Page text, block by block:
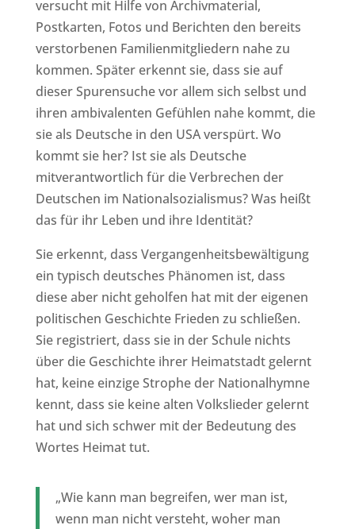
versucht mit Hilfe von Archivmaterial,
Postkarten, Fotos und Berichten den bereits
verstorbenen Familienmitgliedern nahe zu
kommen. Später erkennt sie, dass sie auf
dieser Spurensuche vor allem sich selbst und
ihren ambivalenten Gefühlen nahe kommt, die
sie als Deutsche in den USA verspürt. Wo
kommt sie her? Ist sie als Deutsche
mitverantwortlich für die Verbrechen der
Deutschen im Nationalsozialismus? Was heißt
das für ihr Leben und ihre Identität?
Sie erkennt, dass Vergangenheitsbewältigung
ein typisch deutsches Phänomen ist, dass
diese aber nicht geholfen hat mit der eigenen
politischen Geschichte Frieden zu schließen.
Sie registriert, dass sie in der Schule nichts
über die Geschichte ihrer Heimatstadt gelernt
hat, keine einzige Strophe der Nationalhymne
kennt, dass sie keine alten Volkslieder gelernt
hat und sich schwer mit der Bedeutung des
Wortes Heimat tut.
„Wie kann man begreifen, wer man ist,
wenn man nicht versteht, woher man